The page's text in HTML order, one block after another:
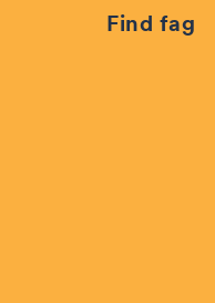
Find fag